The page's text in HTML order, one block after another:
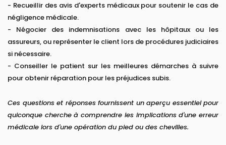
- Recueillir des avis d'experts médicaux pour soutenir le cas de
négligence médicale.
- Négocier des indemnisations avec les hôpitaux ou les
assureurs, ou représenter le client lors de procédures judiciaires
si nécessaire.
- Conseiller le patient sur les meilleures démarches à suivre
pour obtenir réparation pour les préjudices subis.
Ces questions et réponses fournissent un aperçu essentiel pour
quiconque cherche à comprendre les implications d'une erreur
médicale lors d'une opération du pied ou des chevilles.